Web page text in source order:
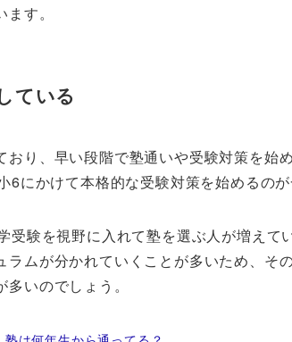
す。
ている
り、早い段階で塾通いや受験対策を始
にかけて本格的な受験対策を始めるのが
受験を視野に入れて塾を選ぶ人が増えて
ラムが分かれていくことが多いため、そ
いのでしょう。